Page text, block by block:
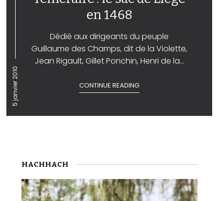
5 janvier 2010
en 1468
Dédié aux dirigeants du peuple
Guillaume des Champs, dit de la Violette,
Jean Rigault, Gillet Ponchin, Henri de la...
CONTINUE READING
HACHHACH